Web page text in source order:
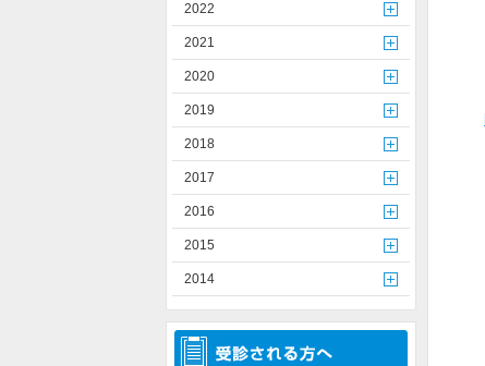
2022
2021
2020
2019
2018
2017
2016
2015
2014